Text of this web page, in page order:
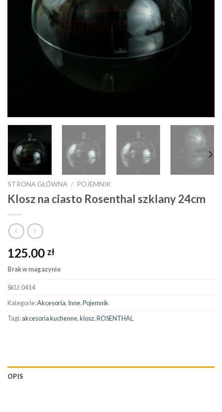
STRONA GŁÓWNA / POJEMNIK
Klosz na ciasto Rosenthal szklany 24cm
125.00 zł
Brak w magazynie
SKU:0414
Kategorie:Akcesoria, Inne,Pojemnik
Tagi:akcesoria kuchenne,klosz,ROSENTHAL
OPIS